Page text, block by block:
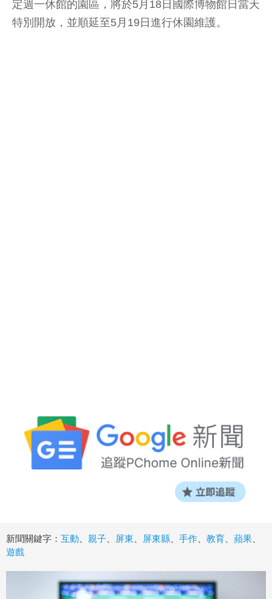
定週一休館的園區，將於5月18日國際博物館日當天
特別開放，並順延至5月19日進行休園維護。
新聞關鍵字： 互動 親子 屏東 屏東縣 手作 教育 蘋果
遊戲